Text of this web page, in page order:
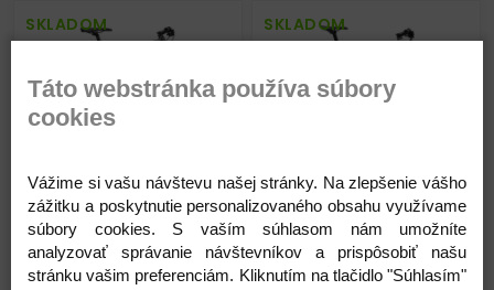
SKLADOM
SPEEDER 900 matný
tmavostrieborný(čierny)
1 499,00 €1 999,00 €
SKLADOM
SPEEDER 300 perleťovo
biely(tmavozlatý)
939,00 €1 099,00 €
Táto webstránka používa súbory
cookies
Vážime si vašu návštevu našej stránky. Na zlepšenie vášho
zážitku a poskytnutie personalizovaného obsahu využívame
súbory cookies. S vaším súhlasom nám umožníte
analyzovať správanie návštevníkov a prispôsobiť našu
stránku vašim preferenciám. Kliknutím na tlačidlo "Súhlasím"